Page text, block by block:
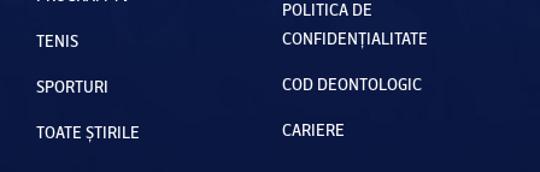
TENIS
SPORTURI
TOATE ȘTIRILE
POLITICA DE
CONFIDENȚIALITATE
COD DEONTOLOGIC
CARIERE